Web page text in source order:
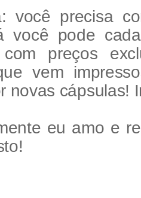
você precisa
você pode
com preços
vem
novas cápsulas!
eu amo e